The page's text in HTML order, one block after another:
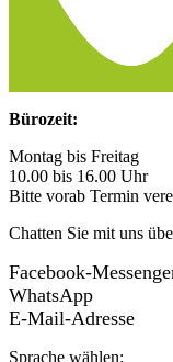
Bürozeit:
Montag bis Freitag
10.00 bis 16.00 Uhr
Bitte vorab Termin
Chatten Sie mit uns
Facebook-
WhatsApp
E-Mail-Adresse
Sprache wählen: